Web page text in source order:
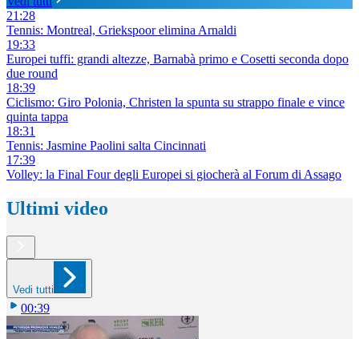
21:28
Tennis: Montreal, Griekspoor elimina Arnaldi
19:33
Europei tuffi: grandi altezze, Barnabà primo e Cosetti seconda dopo
due round
18:39
Ciclismo: Giro Polonia, Christen la spunta su strappo finale e vince
quinta tappa
18:31
Tennis: Jasmine Paolini salta Cincinnati
17:39
Volley: la Final Four degli Europei si giocherà al Forum di Assago
Ultimi video
Vedi tutti
00:39